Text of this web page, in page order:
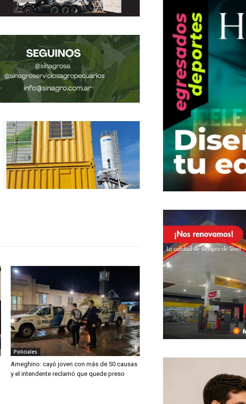
Policiales
Ameghino: cayó joven con más de 50 causas
y el intendente reclamó que quede preso